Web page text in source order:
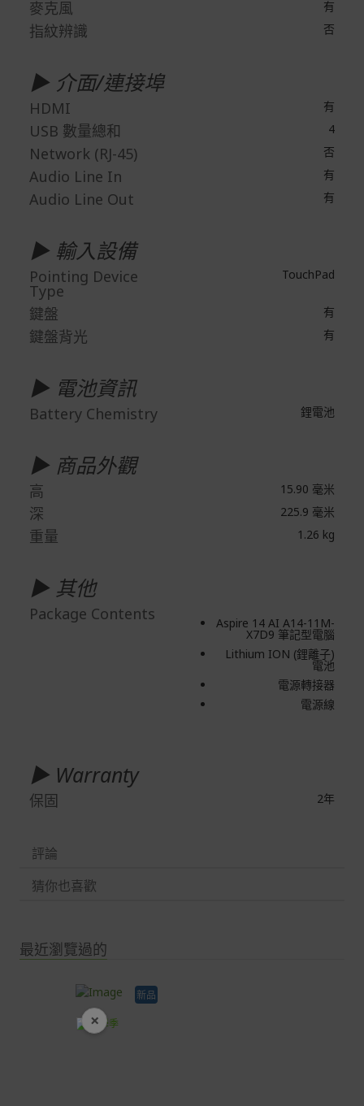
麥克風 有
指紋辨識 否
▶ 介面/連接埠
HDMI 有
USB 數量總和 4
Network (RJ-45) 否
Audio Line In 有
Audio Line Out 有
▶ 輸入設備
Pointing Device
Type
TouchPad
鍵盤 有
鍵盤背光 有
▶ 電池資訊
Battery Chemistry 鋰電池
▶ 商品外觀
高 15.90 毫米
深 225.9 毫米
重量 1.26 kg
▶ 其他
Package Contents Aspire 14 AI A14-11M-
X7D9 筆記型電腦
Lithium ION (鋰離子)
電池
電源轉接器
電源線
▶ Warranty
保固 2年
評論
猜你也喜歡
最近瀏覽過的
新品
× 開學裝備全面降價